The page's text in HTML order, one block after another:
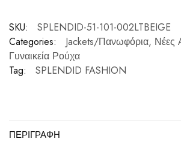
SKU:
SPLENDID-51-101-002LTBEIGE
Categories:
Jackets/Πανωφόρια, Νέες
Γυναικεία Ρούχα
Tag:
SPLENDID FASHION
ΠΕΡΙΓΡΑΦΉ